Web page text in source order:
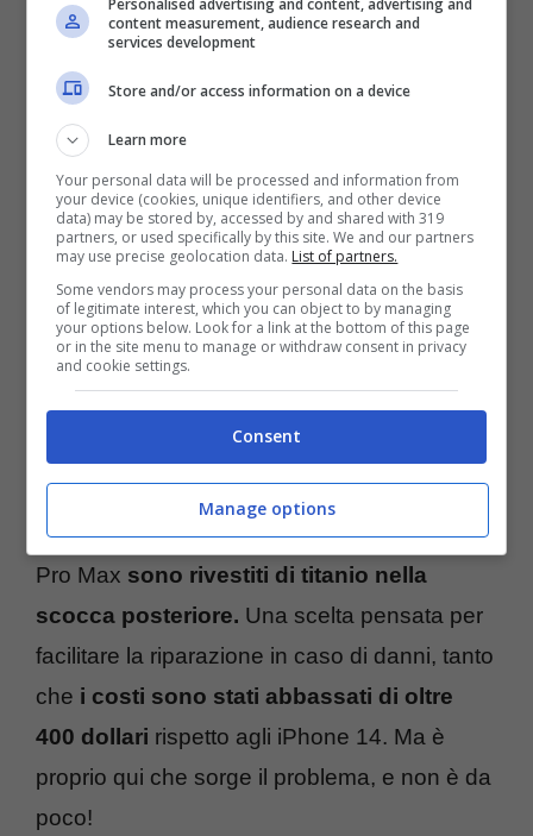
Stando ai primi test, gli iPhone 15 si rompono molto
Come probabilmente già saprete se vi siete
informati, da quest’anno i due modelli Pro e
Pro Max sono rivestiti di titanio nella
scocca posteriore. Una scelta pensata per
facilitare la riparazione in caso di danni, tanto
che i costi sono stati abbassati di oltre
400 dollari rispetto agli iPhone 14. Ma è
proprio qui che sorge il problema, e non è da
poco!
Personalised advertising and content, advertising and
content measurement, audience research and
services development
Store and/or access information on a device
Learn more
Your personal data will be processed and information from
your device (cookies, unique identifiers, and other device
data) may be stored by, accessed by and shared with 319
partners, or used specifically by this site. We and our partners
may use precise geolocation data. List of partners.
Some vendors may process your personal data on the basis
of legitimate interest, which you can object to by managing
your options below. Look for a link at the bottom of this page
or in the site menu to manage or withdraw consent in privacy
and cookie settings.
Consent
Manage options